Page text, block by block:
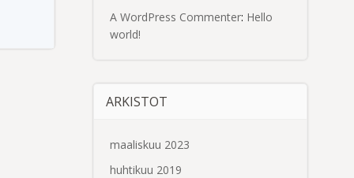
A WordPress Commenter: Hello
world!
ARKISTOT
maaliskuu 2023
huhtikuu 2019